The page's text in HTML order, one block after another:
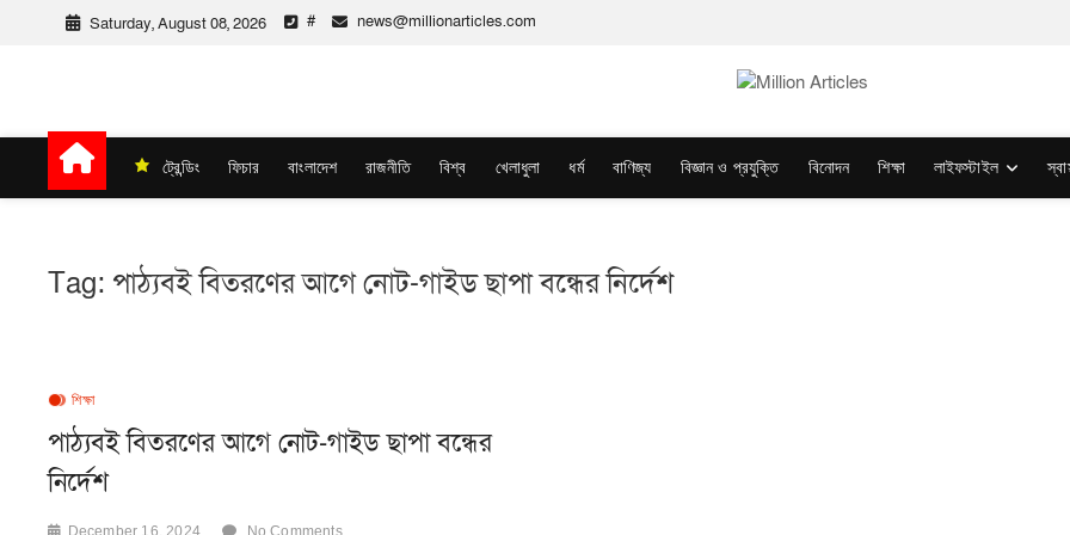
Saturday, August 08, 2026 # news@millionarticles.com
Million Articles
ট্রেন্ডিং ফিচার বাংলাদেশ রাজনীতি বিশ্ব খেলাধুলা ধর্ম বাণিজ্য বিজ্ঞান ও প্রযুক্তি বিনোদন শিক্ষা লাইফস্টাইল
Tag: পাঠ্যবই বিতরণের আগে নোট-গাইড ছাপা বন্ধের নির্দেশ
শিক্ষা
পাঠ্যবই বিতরণের আগে নোট-গাইড ছাপা বন্ধের
নির্দেশ
December 16, 2024 No Comments